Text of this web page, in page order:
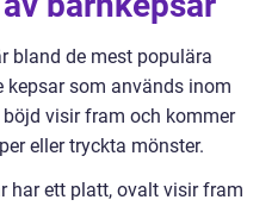
bland de mest populära
kepsar som används inom
visir fram och kommer
eller tryckta mönster.
har ett platt, ovalt visir fram